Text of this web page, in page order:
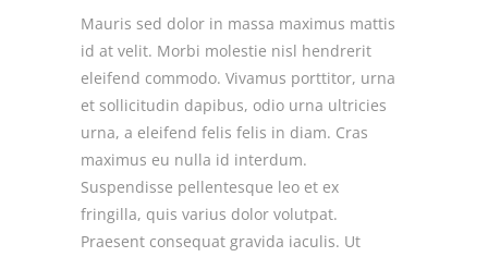
Mauris sed dolor in massa maximus mattis
id at velit. Morbi molestie nisl hendrerit
eleifend commodo. Vivamus porttitor, urna
et sollicitudin dapibus, odio urna ultricies
urna, a eleifend felis felis in diam. Cras
maximus eu nulla id interdum.
Suspendisse pellentesque leo et ex
fringilla, quis varius dolor volutpat.
Praesent consequat gravida iaculis. Ut